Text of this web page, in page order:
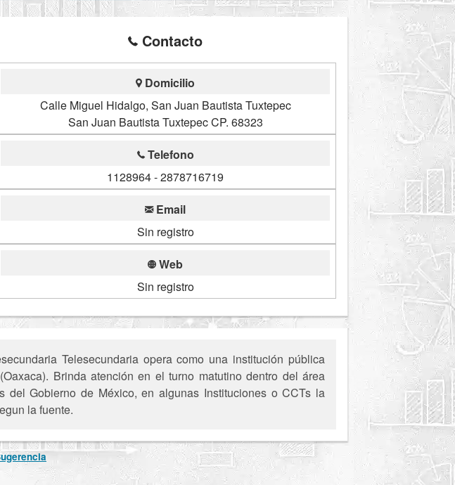
Contacto
Domicilio
Calle Miguel Hidalgo, San Juan Bautista Tuxtepec
San Juan Bautista Tuxtepec CP. 68323
Telefono
1128964 - 2878716719
Email
Sin registro
Web
Sin registro
Telesecundaria opera como una institución pública
Brinda atención en el turno matutino dentro del área
del Gobierno de México, en algunas Instituciones o CCTs la
la fuente.